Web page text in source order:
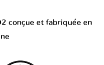
conçue et fabriquée en